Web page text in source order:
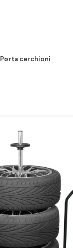
Porta cerchioni